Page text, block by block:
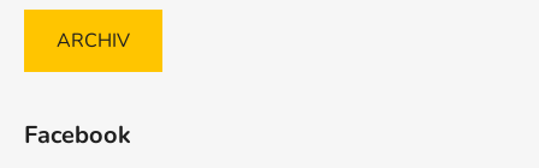
ARCHIV
Facebook